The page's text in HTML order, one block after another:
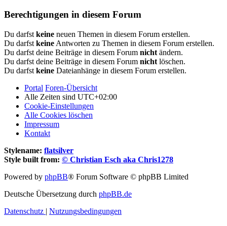
Berechtigungen in diesem Forum
Du darfst keine neuen Themen in diesem Forum erstellen.
Du darfst keine Antworten zu Themen in diesem Forum erstellen.
Du darfst deine Beiträge in diesem Forum nicht ändern.
Du darfst deine Beiträge in diesem Forum nicht löschen.
Du darfst keine Dateianhänge in diesem Forum erstellen.
Portal Foren-Übersicht
Alle Zeiten sind UTC+02:00
Cookie-Einstellungen
Alle Cookies löschen
Impressum
Kontakt
Stylename: flatsilver
Style built from: © Christian Esch aka Chris1278
Powered by phpBB® Forum Software © phpBB Limited
Deutsche Übersetzung durch phpBB.de
Datenschutz | Nutzungsbedingungen